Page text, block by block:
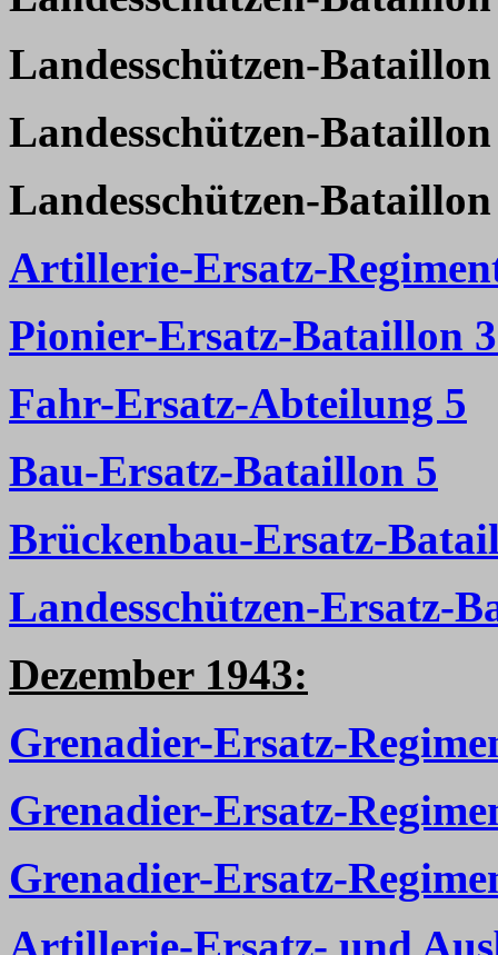
Landesschützen-
Landesschützen-
Landesschützen-
Artillerie-Ersatz-
Pionier-Ersatz-Bataillon
Fahr-Ersatz-Abteilung 5
Bau-Ersatz-Bataillon 5
Brückenbau-Ersatz-
Landesschützen-Ersatz-
Dezember 1943:
Grenadier-Ersatz-
Grenadier-Ersatz-
Grenadier-Ersatz-